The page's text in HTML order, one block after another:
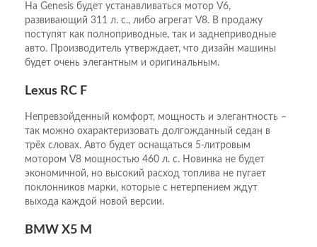
На Genesis будет устанавливаться мотор V6,
развивающий 311 л. с., либо агрегат V8. В продажу
поступят как полноприводные, так и заднеприводные
авто. Производитель утверждает, что дизайн машины
будет очень элегантным и оригинальным.
Lexus RC F
Непревзойденный комфорт, мощность и элегантность –
так можно охарактеризовать долгожданный седан в
трёх словах. Авто будет оснащаться 5-литровым
мотором V8 мощностью 460 л. с. Новинка не будет
экономичной, но высокий расход топлива не пугает
поклонников марки, которые с нетерпением ждут
выхода каждой новой версии.
BMW X5 M